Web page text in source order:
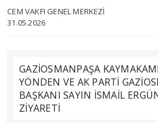
CEM VAKFI GENEL MERKEZİ
31.05.2026
GAZİOSMANPAŞA
YÖNDEN VE AK PARTİ
BAŞKANI SAYIN İSMAİL
ZİYARETİ